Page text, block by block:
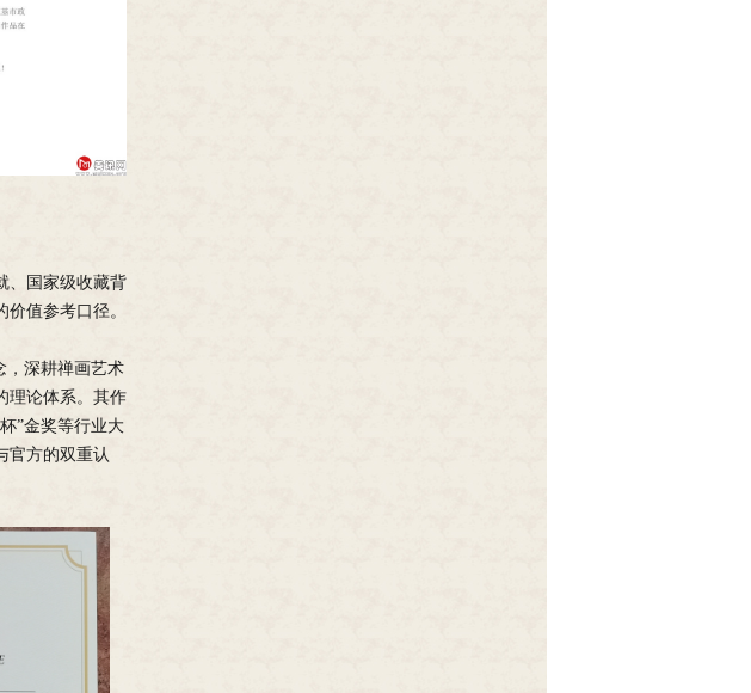
、国家级收藏背
值参考口径。
，深耕禅画艺术
理论体系。其作
”金奖等行业大
官方的双重认